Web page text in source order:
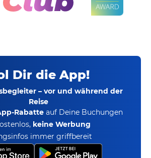
Dir die App!
– vor und während der
Reise
Rabatte auf Deine Buchungen
keine Werbung
immer griffbereit